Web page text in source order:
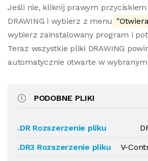
Jeśli nie, kliknij prawym
DRAWING i wybierz z menu
wybierz zainstalowany program i
Teraz wszystkie pliki DRAWING
automatycznie otwarte w
PODOBNE PLIKI
.DR Rozszerzenie pliku
.DR3 Rozszerzenie pliku
V-